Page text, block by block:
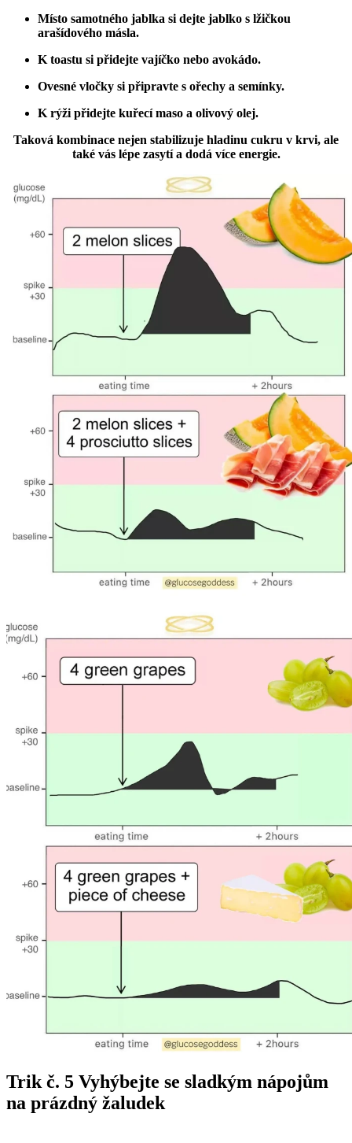
Místo samotného jablka si dejte jablko s lžičkou
arašídového másla.
K toastu si přidejte vajíčko nebo avokádo.
Ovesné vločky si připravte s ořechy a semínky.
K rýži přidejte kuřecí maso a olivový olej.
Taková kombinace nejen stabilizuje hladinu cukru v krvi, ale
také vás lépe zasytí a dodá více energie.
Trik č. 5 Vyhýbejte se sladkým nápojům
na prázdný žaludek